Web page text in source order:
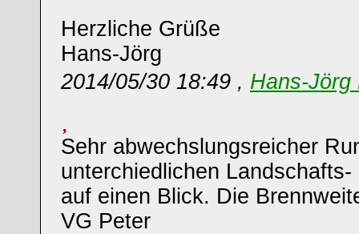
Herzliche Grüße
Hans-Jörg
2014/05/30 18:49 , Hans-Jörg
Sehr abwechslungsreicher
unterchiedlichen
auf einen Blick. Die
VG Peter